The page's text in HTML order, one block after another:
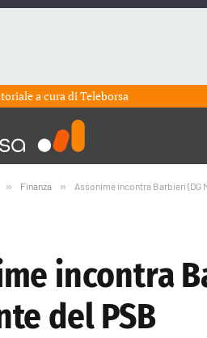
a cura diTeleborsa
» Finanza » Assonime incontra Barbieri (DG
incontra
del PSB